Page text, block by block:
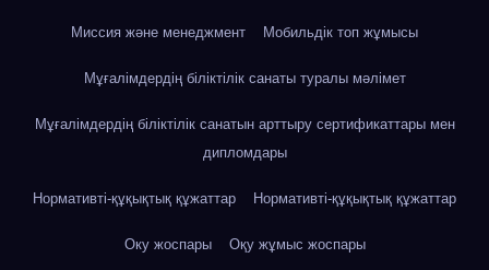
Миссия және менеджмент Мобильдік топ жұмысы
Мұғалімдердің біліктілік санаты туралы мәлімет
Мұғалімдердің біліктілік санатын арттыру сертификаттары мен
дипломдары
Нормативті-құқықтық құжаттар Нормативті-құқықтық құжаттар
Оку жоспары Оқу жұмыс жоспары